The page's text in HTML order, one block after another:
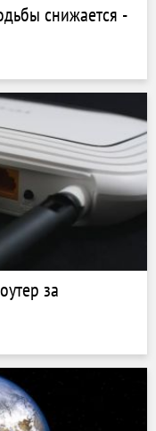
снижается -
за